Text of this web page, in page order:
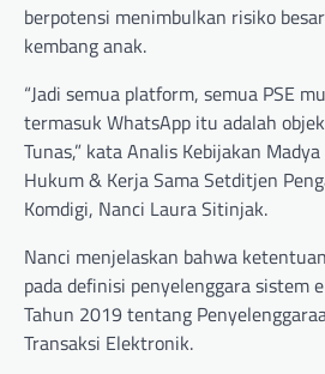
berpotensi menimbulkan risiko
kembang anak.
“Jadi semua platform, semua PSE
termasuk WhatsApp itu adalah
Tunas,” kata Analis Kebijakan
Hukum & Kerja Sama Setditjen
Komdigi, Nanci Laura Sitinjak.
Nanci menjelaskan bahwa
pada definisi penyelenggara sistem
Tahun 2019 tentang
Transaksi Elektronik.